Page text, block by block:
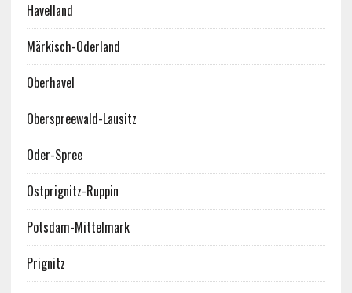
Havelland
Märkisch-Oderland
Oberhavel
Oberspreewald-Lausitz
Oder-Spree
Ostprignitz-Ruppin
Potsdam-Mittelmark
Prignitz